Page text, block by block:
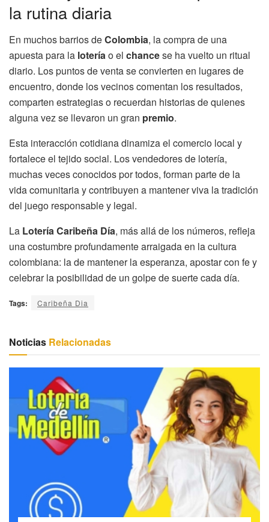
la rutina diaria
En muchos barrios deColombia, la compra de una
apuesta para la loteríao el chancese ha vuelto un ritual
diario. Los puntos de venta se convierten en lugares de
encuentro, donde los vecinos comentan los resultados,
comparten estrategias o recuerdan historias de quienes
alguna vez se llevaron un gran premio.
Esta interacción cotidiana dinamiza el comercio local y
fortalece el tejido social. Los vendedores de lotería,
muchas veces conocidos por todos, forman parte de la
vida comunitaria y contribuyen a mantener viva la tradición
del juego responsable y legal.
La Lotería Caribeña Día, más allá de los números, refleja
una costumbre profundamente arraigada en la cultura
colombiana: la de mantener la esperanza, apostar con fe y
celebrar la posibilidad de un golpe de suerte cada día.
Tags: Caribeña Dia
Noticias Relacionadas